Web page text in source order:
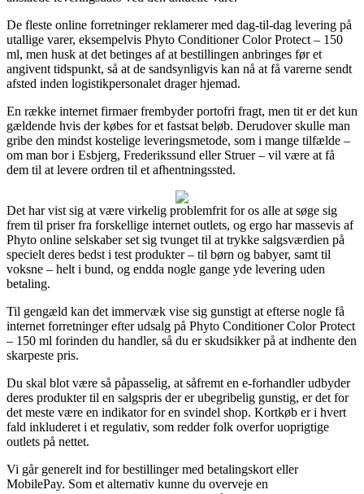
De fleste online forretninger reklamerer med dag-til-dag levering på
utallige varer, eksempelvis Phyto Conditioner Color Protect – 150
ml, men husk at det betinges af at bestillingen anbringes før et
angivent tidspunkt, så at de sandsynligvis kan nå at få varerne sendt
afsted inden logistikpersonalet drager hjemad.
En række internet firmaer frembyder portofri fragt, men tit er det kun
gældende hvis der købes for et fastsat beløb. Derudover skulle man
gribe den mindst kostelige leveringsmetode, som i mange tilfælde –
om man bor i Esbjerg, Frederikssund eller Struer – vil være at få
dem til at levere ordren til et afhentningssted.
Det har vist sig at være virkelig problemfrit for os alle at søge sig
frem til priser fra forskellige internet outlets, og ergo har massevis af
Phyto online selskaber set sig tvunget til at trykke salgsværdien på
specielt deres bedst i test produkter – til børn og babyer, samt til
voksne – helt i bund, og endda nogle gange yde levering uden
betaling.
Til gengæld kan det immervæk vise sig gunstigt at efterse nogle få
internet forretninger efter udsalg på Phyto Conditioner Color Protect
– 150 ml forinden du handler, så du er skudsikker på at indhente den
skarpeste pris.
Du skal blot være så påpasselig, at såfremt en e-forhandler udbyder
deres produkter til en salgspris der er ubegribelig gunstig, er det for
det meste være en indikator for en svindel shop. Kortkøb er i hvert
fald inkluderet i et regulativ, som redder folk overfor uoprigtige
outlets på nettet.
Vi går generelt ind for bestillinger med betalingskort eller
MobilePay. Som et alternativ kunne du overveje en